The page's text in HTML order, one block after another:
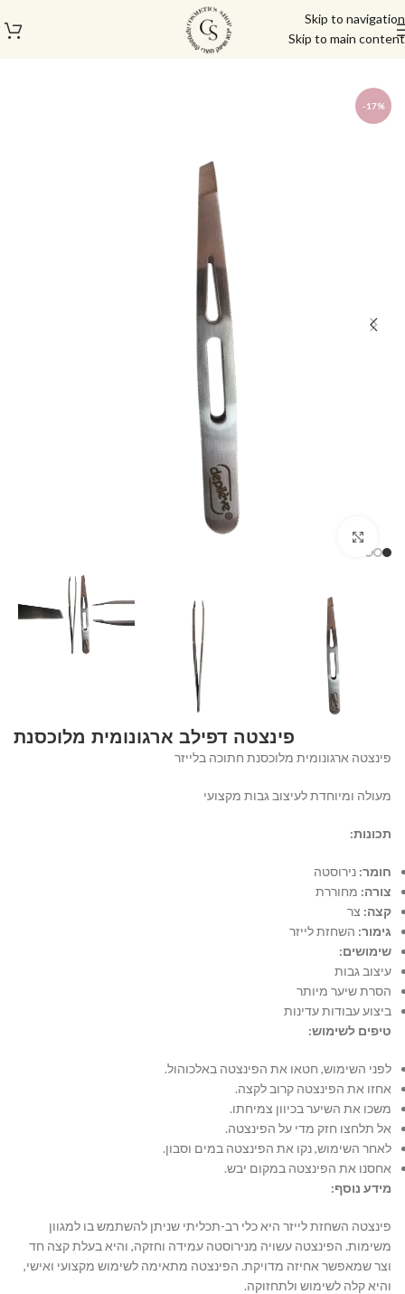
Skip to navigation
Skip to main content
-17%
פינצטה דפילב ארגונומית מלוכסנת
פינצטה ארגונומית מלוכסנת חתוכה בלייזר
מעולה ומיוחדת לעיצוב גבות מקצועי
תכונות:
חומר: נירוסטה
צורה: מחוררת
קצה: צר
גימור: השחזת לייזר
שימושים:
עיצוב גבות
הסרת שיער מיותר
ביצוע עבודות עדינות
טיפים לשימוש:
לפני השימוש, חטאו את הפינצטה באלכוהול.
אחזו את הפינצטה קרוב לקצה.
משכו את השיער בכיוון צמיחתו.
אל תלחצו חזק מדי על הפינצטה.
לאחר השימוש,נקו את הפינצטה במים וסבון.
אחסנו את הפינצטה במקום יבש.
מידע נוסף:
פינצטה השחזת לייזר היא כלי רב-תכליתי שניתן להשתמש בו למגוון
משימות. הפינצטה עשויה מנירוסטה עמידה וחזקה, והיא בעלת קצה חד
וצר שמאפשר אחיזה מדויקת. הפינצטה מתאימה לשימוש מקצועי ואישי,
והיא קלה לשימוש ולתחזוקה.